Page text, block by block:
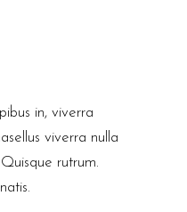
in, viverra
viverra nulla
rutrum.